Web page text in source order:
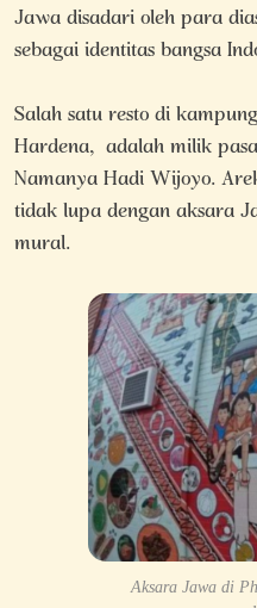
Jawa disadari oleh para
sebagai identitas bangsa
Salah satu resto di
Hardena, adalah milik
Namanya Hadi Wijoyo.
tidak lupa dengan aksara
mural.
Aksara Jawa di